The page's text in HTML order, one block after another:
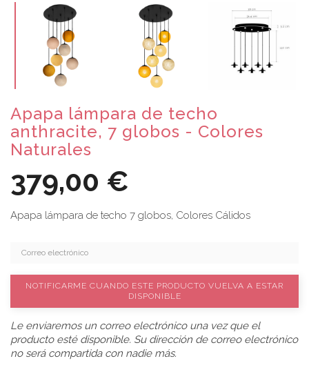
Apapa lámpara de techo
anthracite, 7 globos - Colores
Naturales
379,00 €
Apapa lámpara de techo 7 globos, Colores Cálidos
NOTIFICARME CUANDO ESTE PRODUCTO VUELVA A ESTAR
DISPONIBLE
Le enviaremos un correo electrónico una vez que el
producto esté disponible. Su dirección de correo electrónico
no será compartida con nadie más.